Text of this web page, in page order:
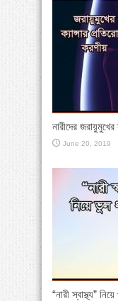
নারীদের
June 20, 2019
“নারী স্বাস্থ্য”